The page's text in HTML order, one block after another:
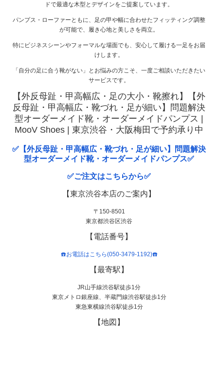
ドで最適な木型とデザインをご提案しています。
パンプス・ローファーともに、足の甲や幅に合わせたフィッティング調整
が可能で、履き心地と美しさを両立。
特にビジネスシーンやフォーマルな場面でも、安心して履ける一足をお届
けします。
「自分の足に合う靴がない」とお悩みの方こそ、一度ご相談いただきたい
サービスです。
【外反母趾・甲高幅広・足の大小・靴擦れ】【外
反母趾・甲高幅広・靴づれ・足が細い】問題解決
型オーダーメイド靴・オーダーメイドパンプス |
MooV Shoes | 東京渋谷・大阪梅田で予約承り中
✅【外反母趾・甲高幅広・靴づれ・足が細い】問題解決
型オーダーメイド靴・オーダーメイドパンプス✅
✅ご注文はこちらから✅
【東京渋谷本店のご案内】
〒150-8501
東京都渋谷区渋谷
【電話番号】
☎️お電話はこちら(050-3479-1192)☎️
【最寄駅】
JR山手線渋谷駅徒歩1分
東京メトロ銀座線、半蔵門線渋谷駅徒歩1分
東急東横線渋谷駅徒歩1分
【地図】